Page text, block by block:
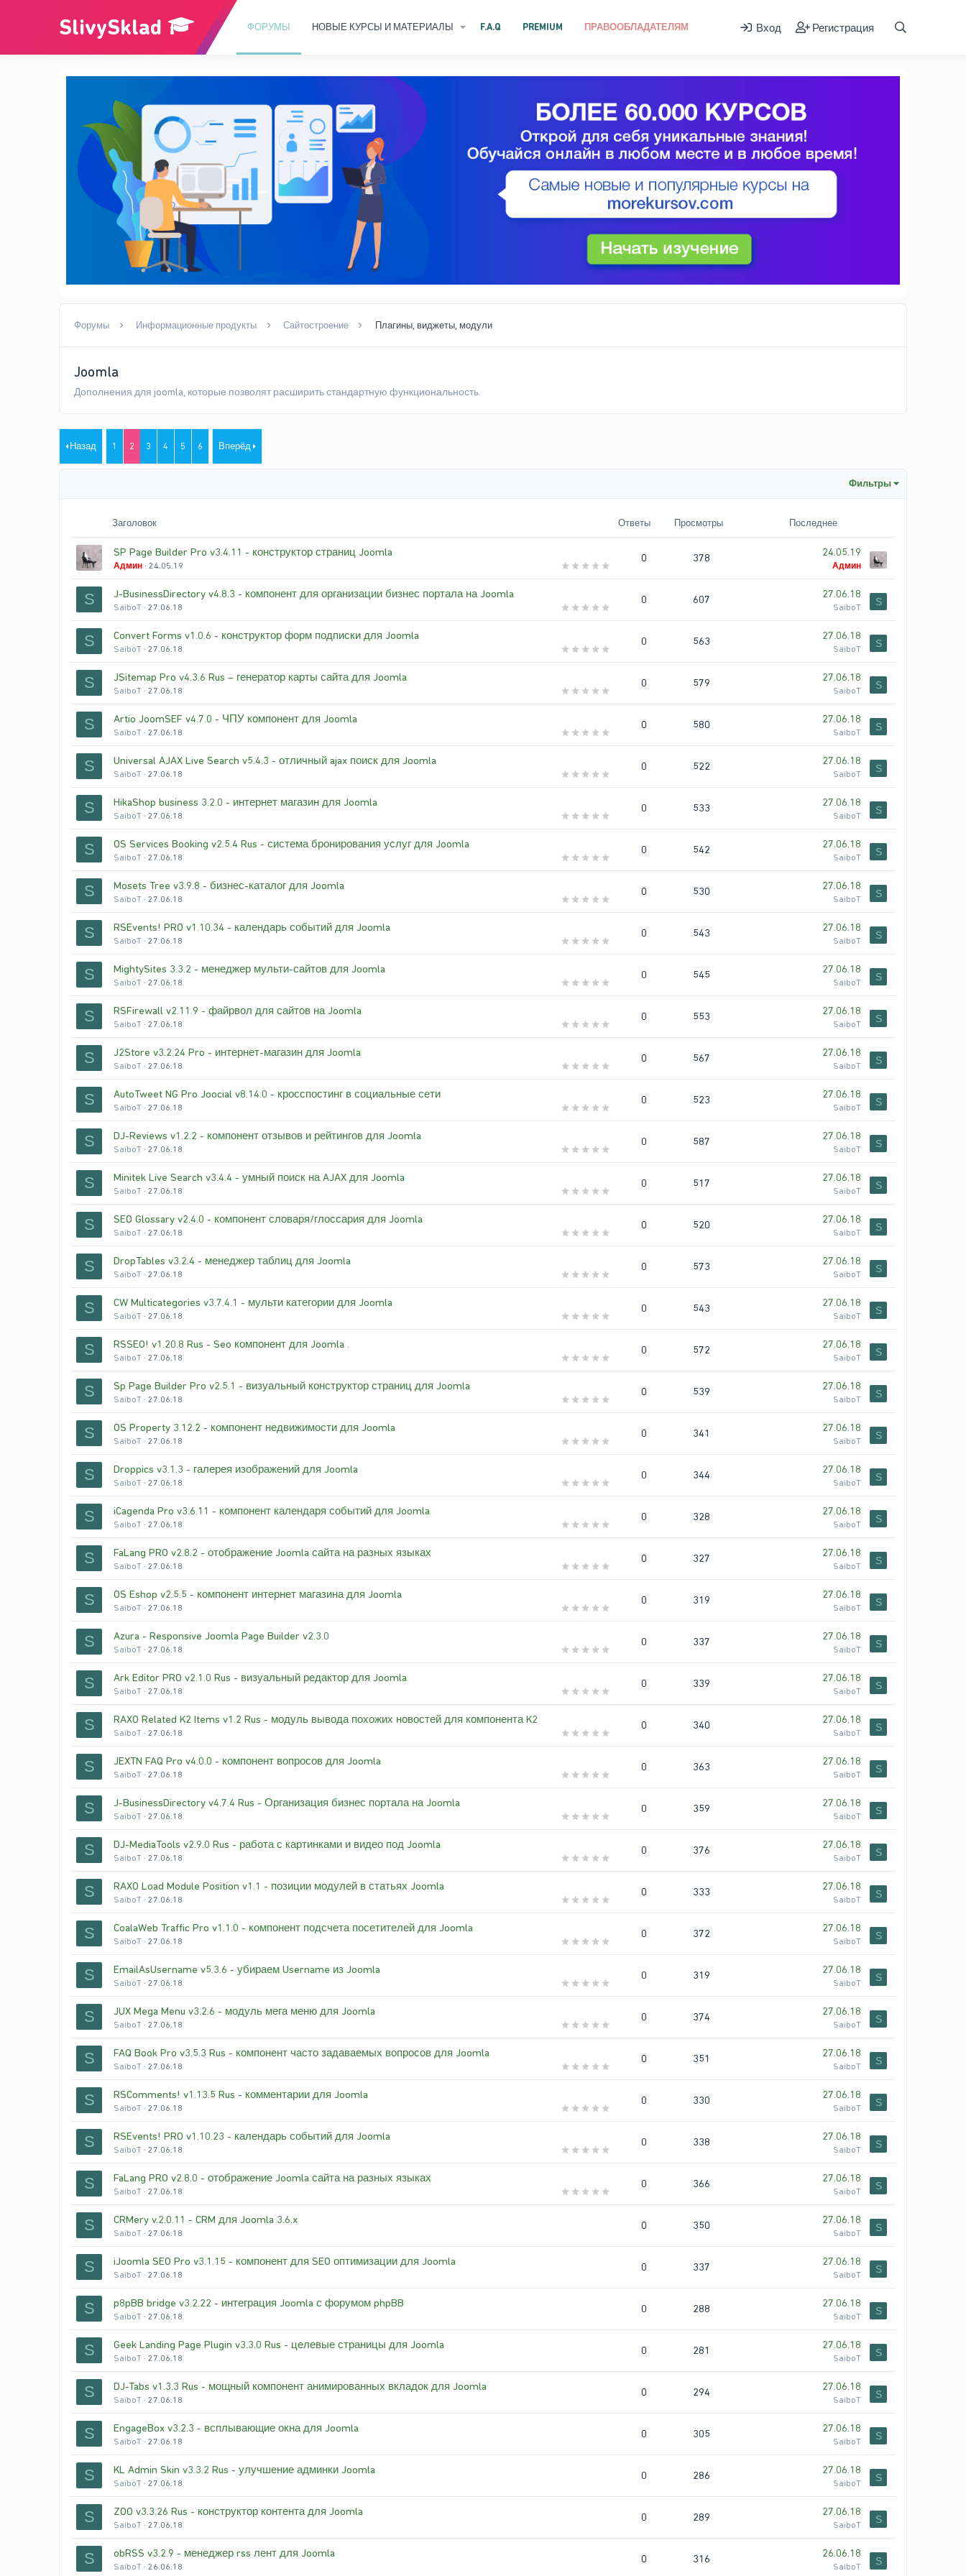
ФОРУМЫ НОВЫЕ КУРСЫ И МАТЕРИАЛЫ F.A.Q PREMIUM ПРАВООБЛАДАТЕЛЯМ Вход Регистрация
Форумы Информационные продукты Сайтостроение Плагины, виджеты, модули
Joomla
Дополнения для joomla, которые позволят расширить стандартную функциональность.
Назад 1 2 3 4 5 6 Вперёд
Фильтры
Заголовок Ответы Просмотры Последнее
SP Page Builder Pro v3.4.11 - конструктор страниц Joomla
Админ 24.05.19
0 378 24.05.19
Админ
S J-BusinessDirectory v4.8.3 - компонент для организации бизнес портала на Joomla
SaiboT 27.06.18
0 607 27.06.18
SaiboT S
S Convert Forms v1.0.6 - конструктор форм подписки для Joomla
SaiboT 27.06.18
0 563 27.06.18
SaiboT S
S JSitemap Pro v4.3.6 Rus – генератор карты сайта для Joomla
SaiboT 27.06.18
0 579 27.06.18
SaiboT S
S Artio JoomSEF v4.7.0 - ЧПУ компонент для Joomla
SaiboT 27.06.18
0 580 27.06.18
SaiboT S
S Universal AJAX Live Search v5.4.3 - отличный ajax поиск для Joomla
SaiboT 27.06.18
0 522 27.06.18
SaiboT S
S HikaShop business 3.2.0 - интернет магазин для Joomla
SaiboT 27.06.18
0 533 27.06.18
SaiboT S
S OS Services Booking v2.5.4 Rus - система бронирования услуг для Joomla
SaiboT 27.06.18
0 542 27.06.18
SaiboT S
S Mosets Tree v3.9.8 - бизнес-каталог для Joomla
SaiboT 27.06.18
0 530 27.06.18
SaiboT S
S RSEvents! PRO v1.10.34 - календарь событий для Joomla
SaiboT 27.06.18
0 543 27.06.18
SaiboT S
S MightySites 3.3.2 - менеджер мульти-сайтов для Joomla
SaiboT 27.06.18
0 545 27.06.18
SaiboT S
S RSFirewall v2.11.9 - файрвол для сайтов на Joomla
SaiboT 27.06.18
0 553 27.06.18
SaiboT S
S J2Store v3.2.24 Pro - интернет-магазин для Joomla
SaiboT 27.06.18
0 567 27.06.18
SaiboT S
S AutoTweet NG Pro Joocial v8.14.0 - кросспостинг в социальные сети
SaiboT 27.06.18
0 523 27.06.18
SaiboT S
S DJ-Reviews v1.2.2 - компонент отзывов и рейтингов для Joomla
SaiboT 27.06.18
0 587 27.06.18
SaiboT S
S Minitek Live Search v3.4.4 - умный поиск на AJAX для Joomla
SaiboT 27.06.18
0 517 27.06.18
SaiboT S
S SEO Glossary v2.4.0 - компонент словаря/глоссария для Joomla
SaiboT 27.06.18
0 520 27.06.18
SaiboT S
S DropTables v3.2.4 - менеджер таблиц для Joomla
SaiboT 27.06.18
0 573 27.06.18
SaiboT S
S CW Multicategories v3.7.4.1 - мульти категории для Joomla
SaiboT 27.06.18
0 543 27.06.18
SaiboT S
S RSSEO! v1.20.8 Rus - Seo компонент для Joomla .
SaiboT 27.06.18
0 572 27.06.18
SaiboT S
S Sp Page Builder Pro v2.5.1 - визуальный конструктор страниц для Joomla
SaiboT 27.06.18
0 539 27.06.18
SaiboT S
S OS Property 3.12.2 - компонент недвижимости для Joomla
SaiboT 27.06.18
0 341 27.06.18
SaiboT S
S Droppics v3.1.3 - галерея изображений для Joomla
SaiboT 27.06.18
0 344 27.06.18
SaiboT S
S iCagenda Pro v3.6.11 - компонент календаря событий для Joomla
SaiboT 27.06.18
0 328 27.06.18
SaiboT S
S FaLang PRO v2.8.2 - отображение Joomla сайта на разных языках
SaiboT 27.06.18
0 327 27.06.18
SaiboT S
S OS Eshop v2.5.5 - компонент интернет магазина для Joomla
SaiboT 27.06.18
0 319 27.06.18
SaiboT S
S Azura - Responsive Joomla Page Builder v2.3.0
SaiboT 27.06.18
0 337 27.06.18
SaiboT S
S Ark Editor PRO v2.1.0 Rus - визуальный редактор для Joomla
SaiboT 27.06.18
0 339 27.06.18
SaiboT S
S RAXO Related K2 Items v1.2 Rus - модуль вывода похожих новостей для компонента K2
SaiboT 27.06.18
0 340 27.06.18
SaiboT S
S JEXTN FAQ Pro v4.0.0 - компонент вопросов для Joomla
SaiboT 27.06.18
0 363 27.06.18
SaiboT S
S J-BusinessDirectory v4.7.4 Rus - Организация бизнес портала на Joomla
SaiboT 27.06.18
0 359 27.06.18
SaiboT S
S DJ-MediaTools v2.9.0 Rus - работа с картинками и видео под Joomla
SaiboT 27.06.18
0 376 27.06.18
SaiboT S
S RAXO Load Module Position v1.1 - позиции модулей в статьях Joomla
SaiboT 27.06.18
0 333 27.06.18
SaiboT S
S CoalaWeb Traffic Pro v1.1.0 - компонент подсчета посетителей для Joomla
SaiboT 27.06.18
0 372 27.06.18
SaiboT S
S EmailAsUsername v5.3.6 - убираем Username из Joomla
SaiboT 27.06.18
0 319 27.06.18
SaiboT S
S JUX Mega Menu v3.2.6 - модуль мега меню для Joomla
SaiboT 27.06.18
0 374 27.06.18
SaiboT S
S FAQ Book Pro v3.5.3 Rus - компонент часто задаваемых вопросов для Joomla
SaiboT 27.06.18
0 351 27.06.18
SaiboT S
S RSComments! v1.13.5 Rus - комментарии для Joomla
SaiboT 27.06.18
0 330 27.06.18
SaiboT S
S RSEvents! PRO v1.10.23 - календарь событий для Joomla
SaiboT 27.06.18
0 338 27.06.18
SaiboT S
S FaLang PRO v2.8.0 - отображение Joomla сайта на разных языках
SaiboT 27.06.18
0 366 27.06.18
SaiboT S
S CRMery v.2.0.11 - CRM для Joomla 3.6.x
SaiboT 27.06.18
0 350 27.06.18
SaiboT S
S iJoomla SEO Pro v3.1.15 - компонент для SEO оптимизации для Joomla
SaiboT 27.06.18
0 337 27.06.18
SaiboT S
S p8pBB bridge v3.2.22 - интеграция Joomla с форумом phpBB
SaiboT 27.06.18
0 288 27.06.18
SaiboT S
S Geek Landing Page Plugin v3.3.0 Rus - целевые страницы для Joomla
SaiboT 27.06.18
0 281 27.06.18
SaiboT S
S DJ-Tabs v1.3.3 Rus - мощный компонент анимированных вкладок для Joomla
SaiboT 27.06.18
0 294 27.06.18
SaiboT S
S EngageBox v3.2.3 - всплывающие окна для Joomla
SaiboT 27.06.18
0 305 27.06.18
SaiboT S
S KL Admin Skin v3.3.2 Rus - улучшение админки Joomla
SaiboT 27.06.18
0 286 27.06.18
SaiboT S
S ZOO v3.3.26 Rus - конструктор контента для Joomla
SaiboT 27.06.18
0 289 27.06.18
SaiboT S
S obRSS v3.2.9 - менеджер rss лент для Joomla
SaiboT 26.06.18
0 316 26.06.18
SaiboT S